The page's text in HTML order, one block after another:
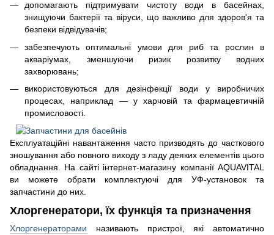
допомагають підтримувати чистоту води в басейнах,
знищуючи бактерії та віруси, що важливо для здоров'я та
безпеки відвідувачів;
забезпечують оптимальні умови для риб та рослин в
акваріумах, зменшуючи ризик розвитку водних
захворювань;
використовуються для дезінфекції води у виробничих
процесах, наприклад — у харчовій та фармацевтичній
промисловості.
Експлуатаційні навантаження часто призводять до часткового
зношування або повного виходу з ладу деяких елементів цього
обладнання. На сайті інтернет-магазину компанії AQUAVITAL
ви можете обрати комплектуючі для УФ-установок та
запчастини до них.
Хлоргенератори, їх функція та призначення
Хлоргенераторами називають пристрої, які автоматично